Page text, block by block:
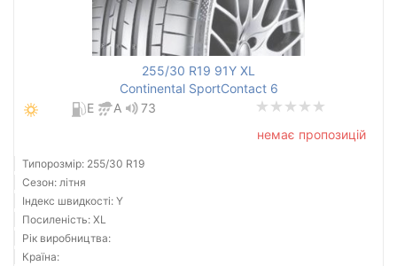
255/30 R19 91Y XL
Continental SportContact 6
E
A
73
немає пропозицій
Типорозмір: 255/30 R19
Сезон: літня
Індекс швидкості: Y
Посиленість: XL
Рік виробництва:
Країна: